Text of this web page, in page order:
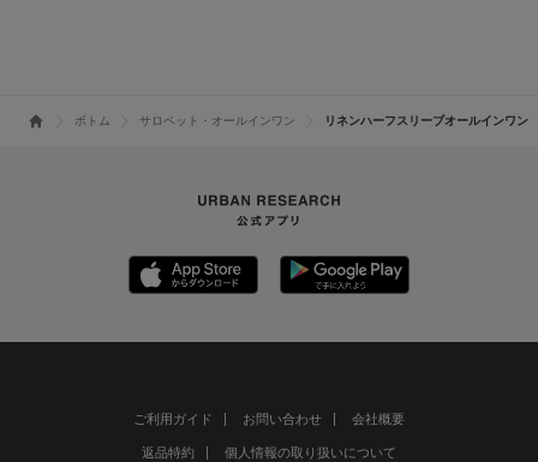
ボトム サロペット・オールインワン リネンハーフスリーブオールインワン
ご利用ガイド お問い合わせ 会社概要
返品特約 個人情報の取り扱いについて